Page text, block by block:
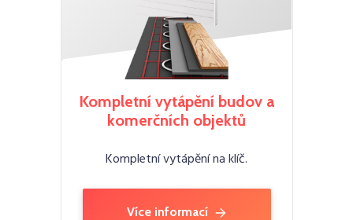
Kompletní vytápění budov a
komerčních objektů
Kompletní vytápění na klíč.
Více informací